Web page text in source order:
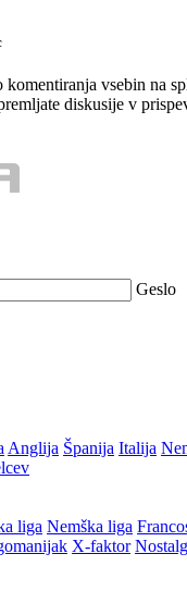
komentiranja vsebin na
diskusije v
Geslo
Anglija Španija Italija
liga Nemška liga
X-faktor